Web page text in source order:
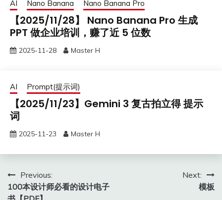
AI Nano Banana Nano Banana Pro
【2025/11/28】 Nano Banana Pro 生成
PPT 做企业培训，赚了近 5 位数
2025-11-28 Master H
AI Prompt(提示词)
【2025/11/23】Gemini 3 复古拍立得 提示
词
2025-11-23 Master H
Post
navigation
Previous:
100本设计师必看的设计电子
Next:
模板